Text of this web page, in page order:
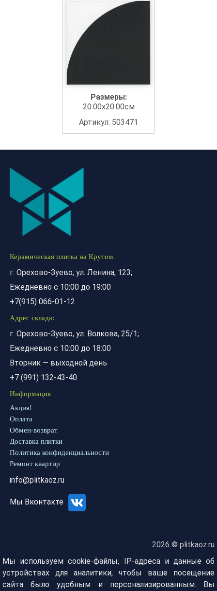
Размеры:
20.00x20.00см
Артикул: 503471
Керамическая плитка на Крутом
г. Орехово-Зуево, ул. Ленина, 123;
Ежедневно с 10:00 до 19:00
+7(915) 066-01-12
Адрес склада:
г. Орехово-Зуево, ул. Волкова, 25/1;
Ежедневно с 10:00 до 18:00
Вторник — выходной день
+7 (991) 132-43-40
Информация
Акция!
Оплата
Обмен-возврат
Доставка плитки
Политика конфиденциальности
Ремонт квартир
info@plitkaoz.ru
Мы Вконтакте
2026 © plitkaoz.ru
Мы используем cookie-файлы, IP-адреса и данные об
устройствах для аналитики, чтобы ваше посещение
сайта было удобным и персонализированным. Вы